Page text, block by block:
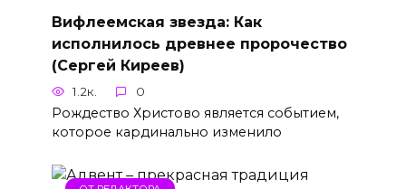
Вифлеемская звезда: Как
исполнилось древнее пророчество
(Сергей Киреев)
1.2к. 0
Рождество Христово является событием,
которое кардинально изменило